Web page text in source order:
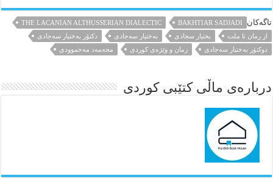
تاگەکان BAKHTIAR SADJADI
THE LACANIAN ALTHUSSERIAN DIALECTIC
از رمان تا ملت
بختیار سجادی بەختیار سەجادی
دکتۆر بەختیار سەجادی
دوکتۆر بەختیار سەجادی
زمان و وێژەی کوردی محەمەد مەحموودی
درباره‌ی ماڵی کتێبی کوردی